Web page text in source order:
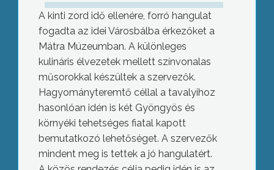
A kinti zord idő ellenére, forró hangulat
fogadta az idei Városbálba érkezőket a
Mátra Múzeumban. A különleges
kulináris élvezetek mellett színvonalas
műsorokkal készültek a szervezők.
Hagyományteremtő céllal a tavalyihoz
hasonlóan idén is két Gyöngyös és
környéki tehetséges fiatal kapott
bemutatkozó lehetőséget. A szervezők
mindent meg is tettek a jó hangulatért.